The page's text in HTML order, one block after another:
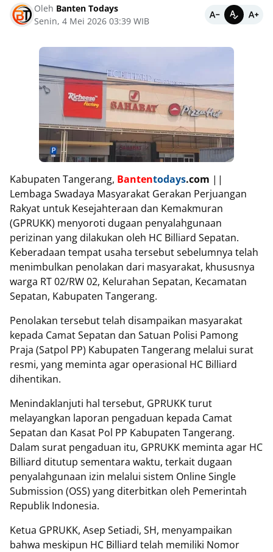
Oleh Banten Todays
Senin, 4 Mei 2026 03:39 WIB
Kabupaten Tangerang, Bantentodays.com ||
Lembaga Swadaya Masyarakat Gerakan Perjuangan
Rakyat untuk Kesejahteraan dan Kemakmuran
(GPRUKK) menyoroti dugaan penyalahgunaan
perizinan yang dilakukan oleh HC Billiard Sepatan.
Keberadaan tempat usaha tersebut sebelumnya telah
menimbulkan penolakan dari masyarakat, khususnya
warga RT 02/RW 02, Kelurahan Sepatan, Kecamatan
Sepatan, Kabupaten Tangerang.
Penolakan tersebut telah disampaikan masyarakat
kepada Camat Sepatan dan Satuan Polisi Pamong
Praja (Satpol PP) Kabupaten Tangerang melalui surat
resmi, yang meminta agar operasional HC Billiard
dihentikan.
Menindaklanjuti hal tersebut, GPRUKK turut
melayangkan laporan pengaduan kepada Camat
Sepatan dan Kasat Pol PP Kabupaten Tangerang.
Dalam surat pengaduan itu, GPRUKK meminta agar HC
Billiard ditutup sementara waktu, terkait dugaan
penyalahgunaan izin melalui sistem Online Single
Submission (OSS) yang diterbitkan oleh Pemerintah
Republik Indonesia.
Ketua GPRUKK, Asep Setiadi, SH, menyampaikan
bahwa meskipun HC Billiard telah memiliki Nomor